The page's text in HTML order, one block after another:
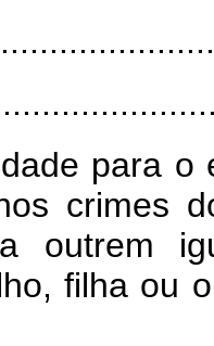
para o
crimes
outrem
filha ou